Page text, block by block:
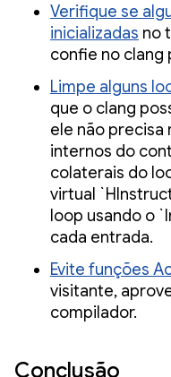
Verifique se
inicializadas no
confie no clang
Limpe alguns
que o clang
ele não
internos do
colaterais do
virtual
loop usando o
cada entrada.
Evite funções
visitante,
compilador.
Conclusão